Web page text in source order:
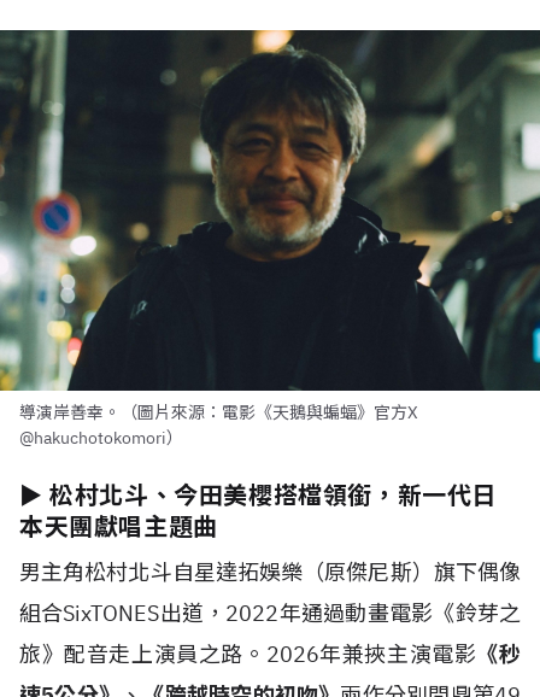
導演岸善幸。（圖片來源：電影《天鵝與蝙蝠》官方X
@hakuchotokomori）
► 松村北斗、今田美櫻搭檔領銜，新一代日
本天團獻唱主題曲
男主角松村北斗自星達拓娛樂（原傑尼斯）旗下偶像
組合SixTONES出道，2022年通過動畫電影《鈴芽之
旅》配音走上演員之路。2026年兼挾主演電影 《秒